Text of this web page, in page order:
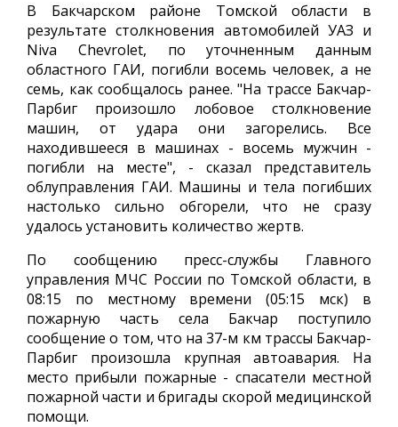
В Бакчарском районе Томской области в
результате столкновения автомобилей УАЗ и
Niva Chevrolet, по уточненным данным
областного ГАИ, погибли восемь человек, а не
семь, как сообщалось ранее. "На трассе Бакчар-
Парбиг произошло лобовое столкновение
машин, от удара они загорелись. Все
находившееся в машинах - восемь мужчин -
погибли на месте", - сказал представитель
облуправления ГАИ. Машины и тела погибших
настолько сильно обгорели, что не сразу
удалось установить количество жертв.
По сообщению пресс-службы Главного
управления МЧС России по Томской области, в
08:15 по местному времени (05:15 мск) в
пожарную часть села Бакчар поступило
сообщение о том, что на 37-м км трассы Бакчар-
Парбиг произошла крупная автоавария. На
место прибыли пожарные - спасатели местной
пожарной части и бригады скорой медицинской
помощи.